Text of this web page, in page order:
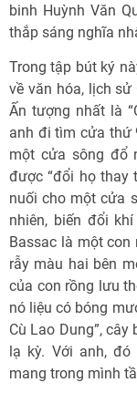
binh Huỳnh Văn
thắp sáng nghĩa
Trong tập bút ký
về văn hóa, lịch sử
Ấn tượng nhất là
anh đi tìm cửa thứ
một cửa sông đổ
được “đổi họ thay
nuối cho một cửa
nhiên, biến đổi
Bassac là một
rẫy màu hai bên
của con rồng lưu
nó liệu có bóng
Cù Lao Dung”,
lạ kỳ. Với anh,
mang trong mình